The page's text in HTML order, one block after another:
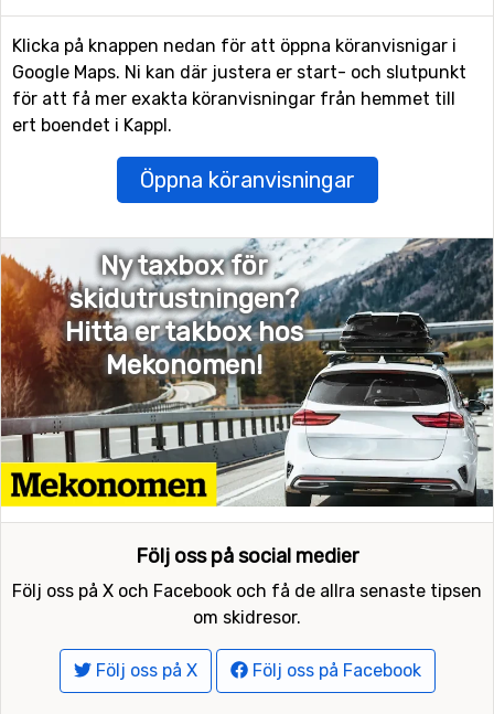
Klicka på knappen nedan för att öppna köranvisnigar i
Google Maps. Ni kan där justera er start- och slutpunkt
för att få mer exakta köranvisningar från hemmet till
ert boendet i Kappl.
Öppna köranvisningar
Ny taxbox för
skidutrustningen?
Hitta er takbox hos
Mekonomen!
Följ oss på social medier
Följ oss på X och Facebook och få de allra senaste tipsen
om skidresor.
Följ oss på X Följ oss på Facebook